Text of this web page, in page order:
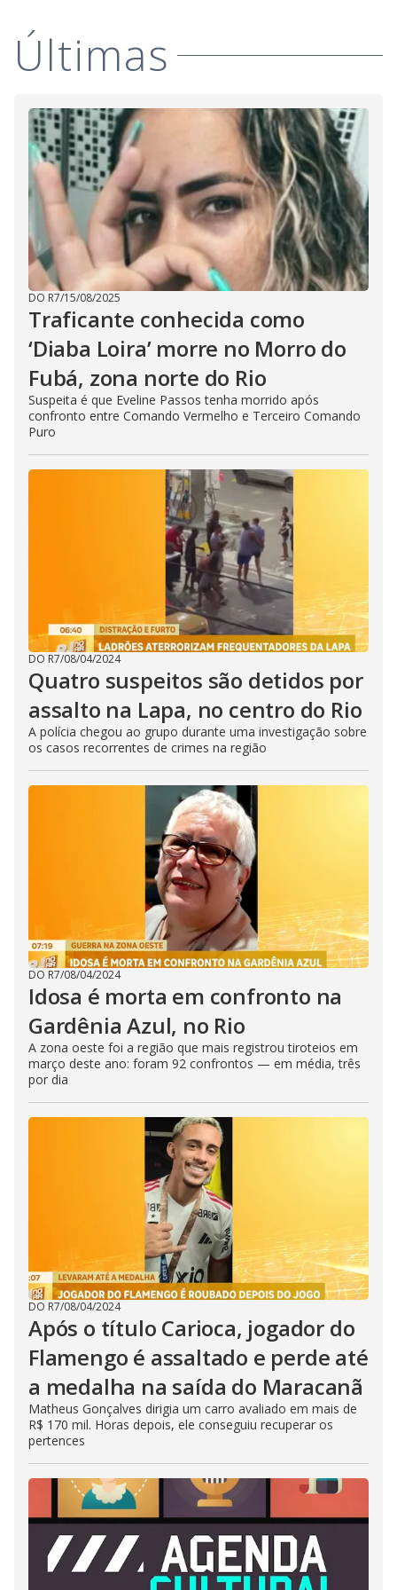
i
d
e
o
Últimas
DO R7/15/08/2025
Traficante conhecida como
‘Diaba Loira’ morre no Morro do
Fubá, zona norte do Rio
Suspeita é que Eveline Passos tenha morrido após
confronto entre Comando Vermelho e Terceiro Comando
Puro
DO R7/08/04/2024
Quatro suspeitos são detidos por
assalto na Lapa, no centro do Rio
A polícia chegou ao grupo durante uma investigação sobre
os casos recorrentes de crimes na região
DO R7/08/04/2024
Idosa é morta em confronto na
Gardênia Azul, no Rio
A zona oeste foi a região que mais registrou tiroteios em
março deste ano: foram 92 confrontos — em média, três
por dia
DO R7/08/04/2024
Após o título Carioca, jogador do
Flamengo é assaltado e perde até
a medalha na saída do Maracanã
Matheus Gonçalves dirigia um carro avaliado em mais de
R$ 170 mil. Horas depois, ele conseguiu recuperar os
pertences